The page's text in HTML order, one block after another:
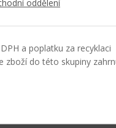
a poplatku za recyklaci
zboží do této skupiny